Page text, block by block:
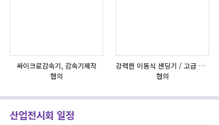
싸이크로감속기, 감속기제작
협의
강력한 이동식 샌딩기 / 고급 이태리 IBIX샌드블라스터
협의
산업전시회 일정